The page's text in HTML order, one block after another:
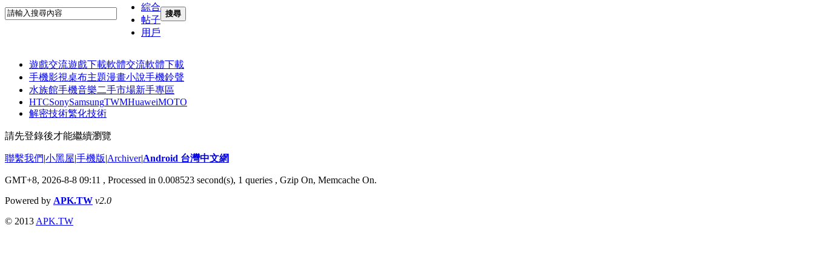
綜合
帖子
用戶
搜尋
遊戲交流遊戲下載軟體交流軟體下載
手機影視桌布主題漫畫小說手機鈴聲
水族館手機音樂二手市場新手專區
HTCSonySamsungTWMHuaweiMOTO
解密技術繁化技術
請先登錄後才能繼續瀏覽
聯繫我們|小黑屋|手機版|Archiver|Android 台灣中文網
GMT+8, 2026-8-8 09:11 , Processed in 0.008523 second(s), 1 queries , Gzip On, Memcache On.
Powered by APK.TW v2.0
© 2013 APK.TW